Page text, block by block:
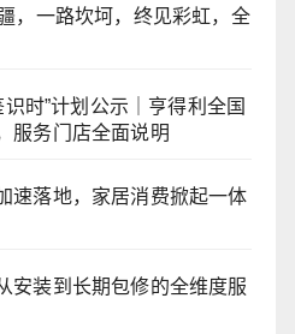
，一路坎坷，终见彩虹，全
时”计划公示｜亨得利全国
服务门店全面说明
速落地，家居消费掀起一体
安装到长期包修的全维度服